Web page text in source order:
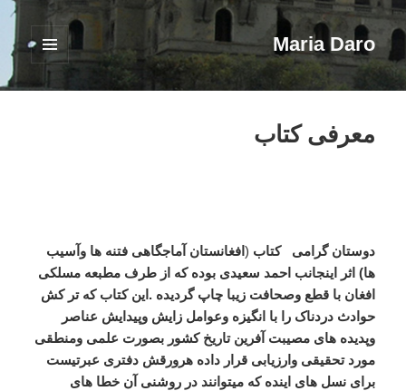
Maria Daro
فهرست
ابزارک‌ها
معرفی کتاب
دوستان گرامی کتاب ( افغانستان آماجگاهی فتنه ها وآسیب
ها) اثر اینجانب احمد سعیدی بوده که از طرف مطبعه مسلکی
افغان با قطع وصحافت زیبا چاپ گردیده .این کتاب که تر کش
حوادث دردناک را با انگیزه وعوامل زایش وپیدایش عناصر
وپدیده های مصیبت آفرین تاریخ کشور بصورت علمی ومنطقی
مورد تحقیقی وارزیابی قرار داده هرورقش دفتری عبرتیست
برای نسل های اینده که میتوانند در روشنی آن خطا های